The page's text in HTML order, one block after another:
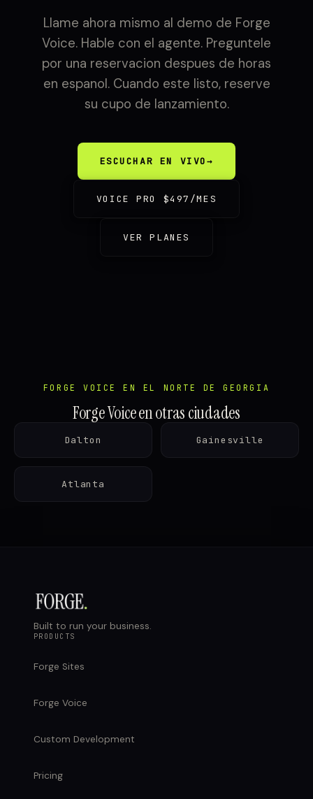
Llame ahora mismo al demo de Forge
Voice. Hable con el agente. Preguntele
por una reservacion despues de horas
en espanol. Cuando este listo, reserve
su cupo de lanzamiento.
ESCUCHAR EN VIVO→
VOICE PRO $497/MES
VER PLANES
FORGE VOICE EN EL NORTE DE GEORGIA
Forge Voice en otras ciudades
Dalton Gainesville
Atlanta
Built to run your business.
PRODUCTS
Forge Sites
Forge Voice
Custom Development
Pricing